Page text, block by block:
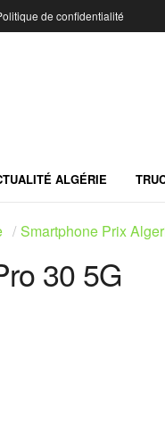
de confidentialité
ALGÉRIE
Smartphone Prix
30 5G